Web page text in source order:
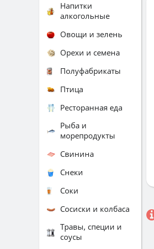
Напитки
алкогольные
Овощи и зелень
Орехи и семена
Полуфабрикаты
Птица
Ресторанная еда
Рыба и
морепродукты
Свинина
Снеки
Соки
Сосиски и колбаса
Травы, специи и
соусы